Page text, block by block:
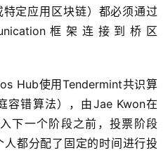
定应用区块链）都必须通过
框架连接到桥区
Hub使用Tendermint共识算
容错算法），由Jae Kwon在
下一个阶段之前，投票阶段
人都分配了固定的时间进行投